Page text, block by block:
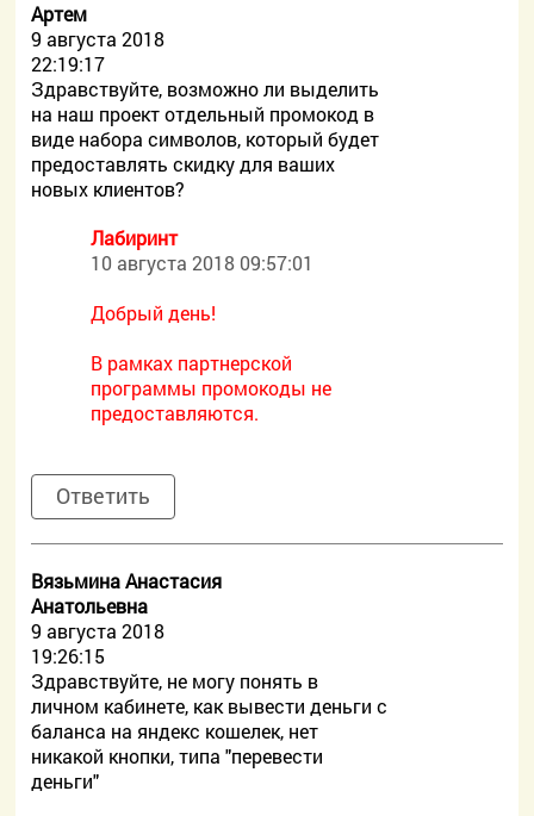
Артем
9 августа 2018
22:19:17
Здравствуйте, возможно ли выделить
на наш проект отдельный промокод в
виде набора символов, который будет
предоставлять скидку для ваших
новых клиентов?
Лабиринт
10 августа 2018 09:57:01
Добрый день!
В рамках партнерской
программы промокоды не
предоставляются.
Ответить
Вязьмина Анастасия
Анатольевна
9 августа 2018
19:26:15
Здравствуйте, не могу понять в
личном кабинете, как вывести деньги с
баланса на яндекс кошелек, нет
никакой кнопки, типа "перевести
деньги"